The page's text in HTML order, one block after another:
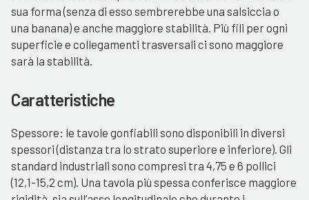
sua forma (senza di esso sembrerebbe una salsiccia o
una banana) e anche maggiore stabilità. Più fili per ogni
superficie e collegamenti trasversali ci sono maggiore
sarà la stabilità.
Caratteristiche
Spessore: le tavole gonfiabili sono disponibili in diversi
spessori (distanza tra lo strato superiore e inferiore). Gli
standard industriali sono compresi tra 4,75 e 6 pollici
(12,1-15,2 cm). Una tavola più spessa conferisce maggiore